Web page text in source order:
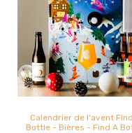
Calendrier de l'avent
Bottle - Bières - Find A